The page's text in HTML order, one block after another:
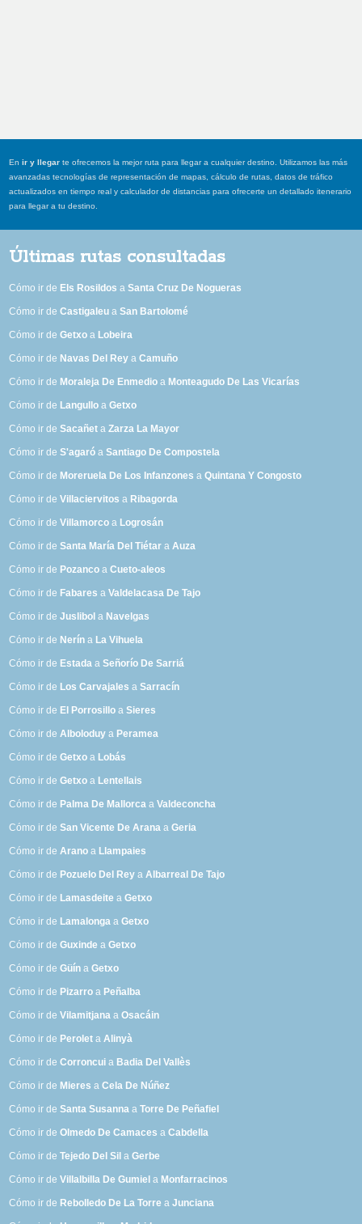
Enir y llegar te ofrecemos la mejor ruta para llegar a cualquier destino. Utilizamos las más
avanzadas tecnologías de representación de mapas, cálculo de rutas, datos de tráfico
actualizados en tiempo real y calculador de distancias para ofrecerte un detallado itenerario
para llegar a tu destino.
Últimas rutas consultadas
Cómo ir de Els Rosildos aSanta Cruz De Nogueras
Cómo ir deCastigaleu aSan Bartolomé
Cómo ir deGetxo a Lobeira
Cómo ir de Navas Del Rey aCamuño
Cómo ir de Moraleja De Enmedio a Monteagudo De Las Vicarías
Cómo ir de Langullo aGetxo
Cómo ir deSacañet aZarza La Mayor
Cómo ir deS'agaró aSantiago De Compostela
Cómo ir de Moreruela De Los Infanzones aQuintana Y Congosto
Cómo ir deVillaciervitos a Ribagorda
Cómo ir deVillamorco a Logrosán
Cómo ir deSanta María Del Tiétar aAuza
Cómo ir de Pozanco aCueto-aleos
Cómo ir de Fabares aValdelacasa De Tajo
Cómo ir deJuslibol a Navelgas
Cómo ir de Nerín a La Vihuela
Cómo ir de Estada aSeñorío De Sarriá
Cómo ir de Los Carvajales aSarracín
Cómo ir de El Porrosillo aSieres
Cómo ir deAlboloduy a Peramea
Cómo ir deGetxo a Lobás
Cómo ir deGetxo a Lentellais
Cómo ir de Palma De Mallorca aValdeconcha
Cómo ir deSan Vicente De Arana aGeria
Cómo ir deArano a Llampaies
Cómo ir de Pozuelo Del Rey aAlbarreal De Tajo
Cómo ir de Lamasdeite aGetxo
Cómo ir de Lamalonga aGetxo
Cómo ir deGuxinde aGetxo
Cómo ir deGüín aGetxo
Cómo ir de Pizarro a Peñalba
Cómo ir deVilamitjana aOsacáin
Cómo ir de Perolet aAlinyà
Cómo ir deCorroncui a Badia Del Vallès
Cómo ir de Mieres aCela De Núñez
Cómo ir deSanta Susanna aTorre De Peñafiel
Cómo ir deOlmedo De Camaces aCabdella
Cómo ir deTejedo Del Sil aGerbe
Cómo ir deVillalbilla De Gumiel a Monfarracinos
Cómo ir de Rebolledo De La Torre aJunciana